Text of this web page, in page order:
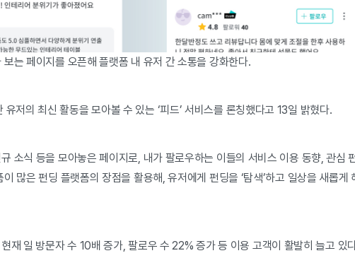
는 페이지를 오픈해 플랫폼 내 유저 간 소통을 강화한다.
저의 최신 활동을 모아볼 수 있는 ‘피드’ 서비스를 론칭했다고 13일 밝혔다.
소식 등을 모아놓은 페이지로, 내가 팔로우하는 이들의 서비스 이용 동향, 관심
많은 펀딩 플랫폼의 장점을 활용해, 유저에게 펀딩을 ‘탐색’하고 일상을 새롭게
재 일 방문자 수 10배 증가, 팔로우 수 22% 증가 등 이용 고객이 활발히 늘고 있